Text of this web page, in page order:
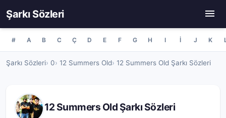
Şarkı Sözleri
# A B C Ç D E F G H I İ J K
Şarkı Sözleri 0 12 Summers Old 12 Summers Old Şarkı Sözleri
12 Summers Old Şarkı Sözleri